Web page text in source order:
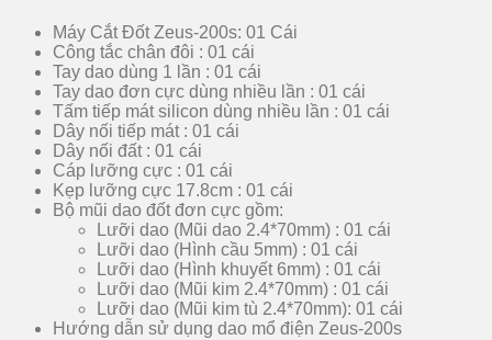
Máy Cắt Đốt Zeus-200s: 01 Cái
Công tắc chân đôi : 01 cái
Tay dao dùng 1 lần : 01 cái
Tay dao đơn cực dùng nhiều lần : 01 cái
Tấm tiếp mát silicon dùng nhiều lần : 01 cái
Dây nối tiếp mát : 01 cái
Dây nối đất : 01 cái
Cáp lưỡng cực : 01 cái
Kẹp lưỡng cực 17.8cm : 01 cái
Bộ mũi dao đốt đơn cực gồm:
Lưỡi dao (Mũi dao 2.4*70mm) : 01 cái
Lưỡi dao (Hình cầu 5mm) : 01 cái
Lưỡi dao (Hình khuyết 6mm) : 01 cái
Lưỡi dao (Mũi kim 2.4*70mm) : 01 cái
Lưỡi dao (Mũi kim tù 2.4*70mm): 01 cái
Hướng dẫn sử dụng dao mổ điện Zeus-200s